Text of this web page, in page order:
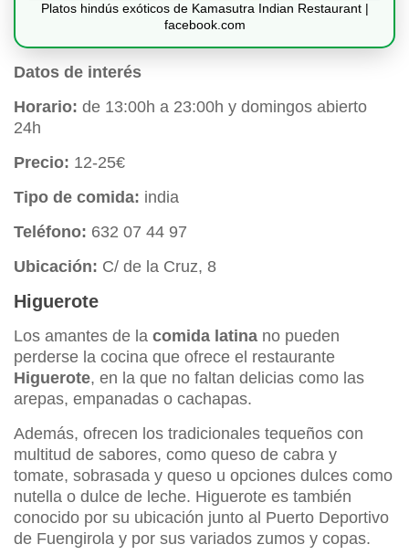
Platos hindús exóticos de Kamasutra Indian Restaurant |
facebook.com
Datos de interés
Horario: de 13:00h a 23:00h y domingos abierto
24h
Precio: 12-25€
Tipo de comida: india
Teléfono: 632 07 44 97
Ubicación: C/ de la Cruz, 8
Higuerote
Los amantes de la comida latina no pueden
perderse la cocina que ofrece el restaurante
Higuerote, en la que no faltan delicias como las
arepas, empanadas o cachapas.
Además, ofrecen los tradicionales tequeños con
multitud de sabores, como queso de cabra y
tomate, sobrasada y queso u opciones dulces como
nutella o dulce de leche. Higuerote es también
conocido por su ubicación junto al Puerto Deportivo
de Fuengirola y por sus variados zumos y copas.